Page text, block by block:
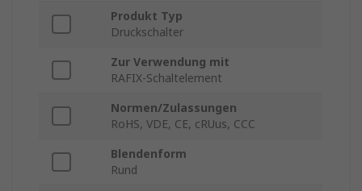
Produkt Typ
Druckschalter
Zur Verwendung mit
RAFIX-Schaltelement
Normen/Zulassungen
RoHS, VDE, CE, cRUus, CCC
Blendenform
Rund